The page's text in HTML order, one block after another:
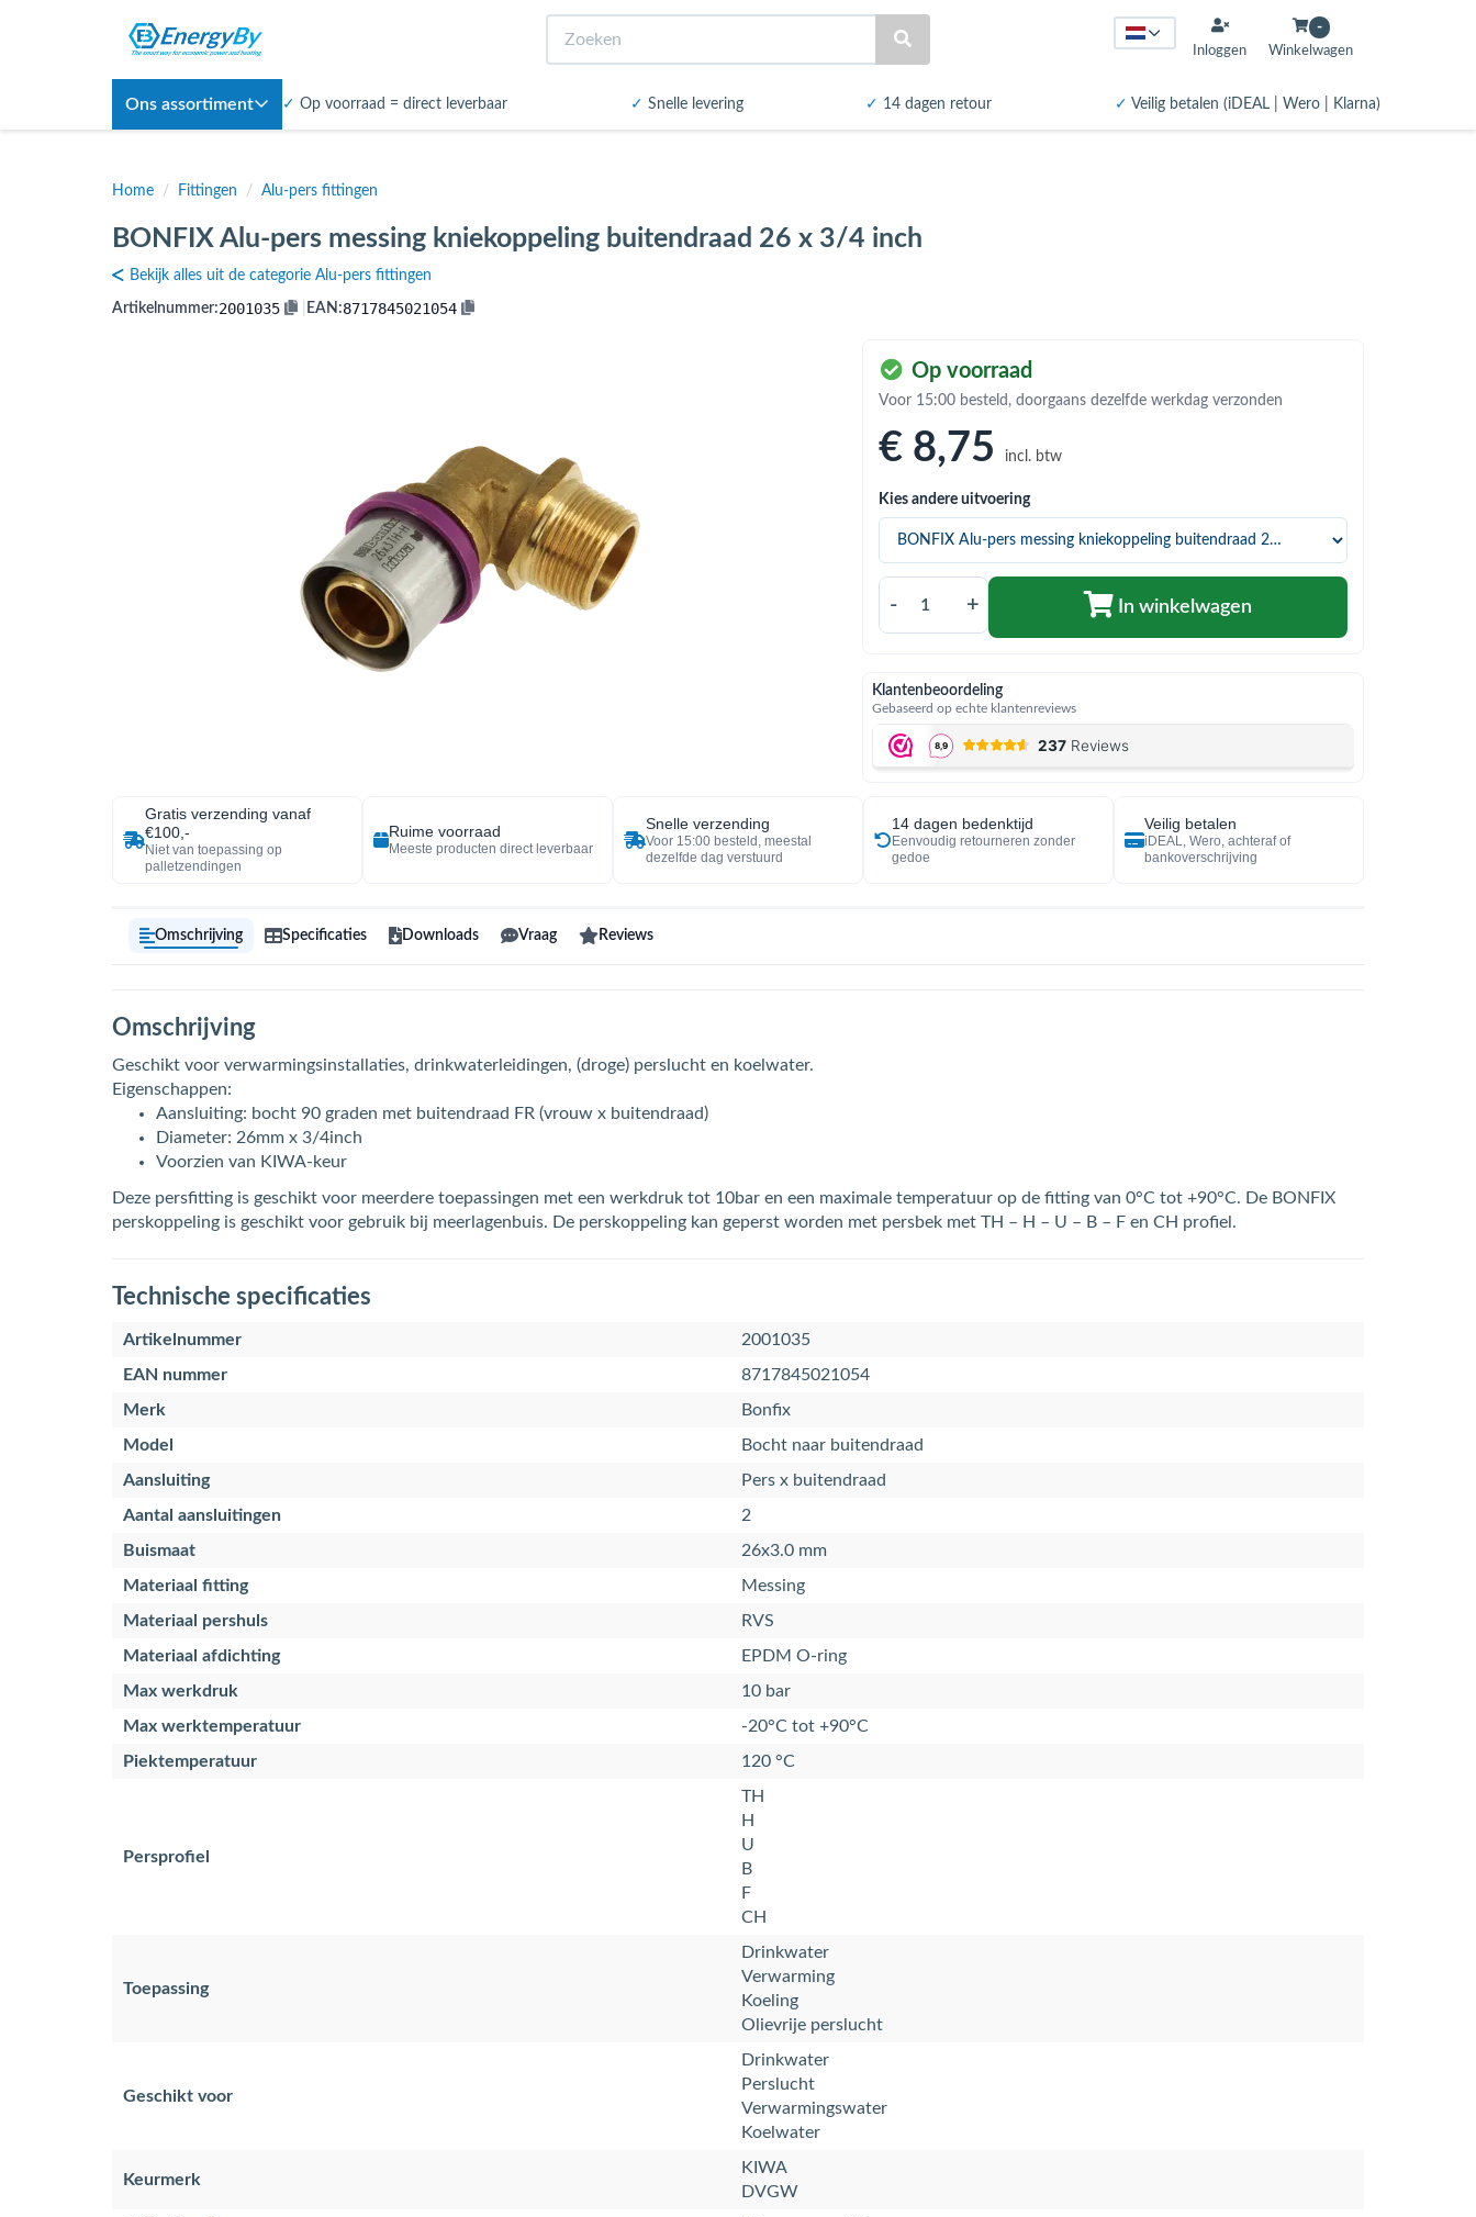
Inloggen
-
Winkelwagen
Ons assortiment ✓ Op voorraad = direct leverbaar ✓ Snelle levering ✓ 14 dagen retour ✓ Veilig betalen (iDEAL | Wero | Klarna)
Home / Fittingen / Alu-pers fittingen
BONFIX Alu-pers messing kniekoppeling buitendraad 26 x 3/4 inch
Bekijk alles uit de categorie Alu-pers fittingen
Artikelnummer:2001035 EAN:8717845021054
Op voorraad
Voor 15:00 besteld, doorgaans dezelfde werkdag verzonden
€ 8,75 incl. btw
Kies andere uitvoering
- + In winkelwagen
Klantenbeoordeling
Gebaseerd op echte klantenreviews
Gratis verzending vanaf
€100,-
Niet van toepassing op
palletzendingen
Ruime voorraad
Meeste producten direct leverbaar
Snelle verzending
Voor 15:00 besteld, meestal
dezelfde dag verstuurd
14 dagen bedenktijd
Eenvoudig retourneren zonder
gedoe
Veilig betalen
iDEAL, Wero, achteraf of
bankoverschrijving
Omschrijving Specificaties Downloads Vraag Reviews
Omschrijving
Geschikt voor verwarmingsinstallaties, drinkwaterleidingen, (droge) perslucht en koelwater.
Eigenschappen:
Aansluiting: bocht 90 graden met buitendraad FR (vrouw x buitendraad)
Diameter: 26mm x 3/4inch
Voorzien van KIWA-keur
Deze persfitting is geschikt voor meerdere toepassingen met een werkdruk tot 10bar en een maximale temperatuur op de fitting van 0°C tot +90°C. De BONFIX
perskoppeling is geschikt voor gebruik bij meerlagenbuis. De perskoppeling kan geperst worden met persbek met TH – H – U – B – F en CH profiel.
Technische specificaties
Artikelnummer
2001035
EAN nummer
8717845021054
Merk
Bonfix
Model
Bocht naar buitendraad
Aansluiting
Pers x buitendraad
Aantal aansluitingen
2
Buismaat
26x3.0 mm
Materiaal fitting
Messing
Materiaal pershuls
RVS
Materiaal afdichting
EPDM O-ring
Max werkdruk
10 bar
Max werktemperatuur
-20°C tot +90°C
Piektemperatuur
120 °C
Persprofiel
TH
H
U
B
F
CH
Toepassing
Drinkwater
Verwarming
Koeling
Olievrije perslucht
Geschikt voor
Drinkwater
Perslucht
Verwarmingswater
Koelwater
Keurmerk
KIWA
DVGW